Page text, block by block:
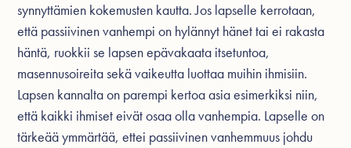
synnyttämien kokemusten kautta. Jos lapselle kerrotaan,
että passiivinen vanhempi on hylännyt hänet tai ei rakasta
häntä, ruokkii se lapsen epävakaata itsetuntoa,
masennusoireita sekä vaikeutta luottaa muihin ihmisiin.
Lapsen kannalta on parempi kertoa asia esimerkiksi niin,
että kaikki ihmiset eivät osaa olla vanhempia. Lapselle on
tärkeää ymmärtää, ettei passiivinen vanhemmuus johdu